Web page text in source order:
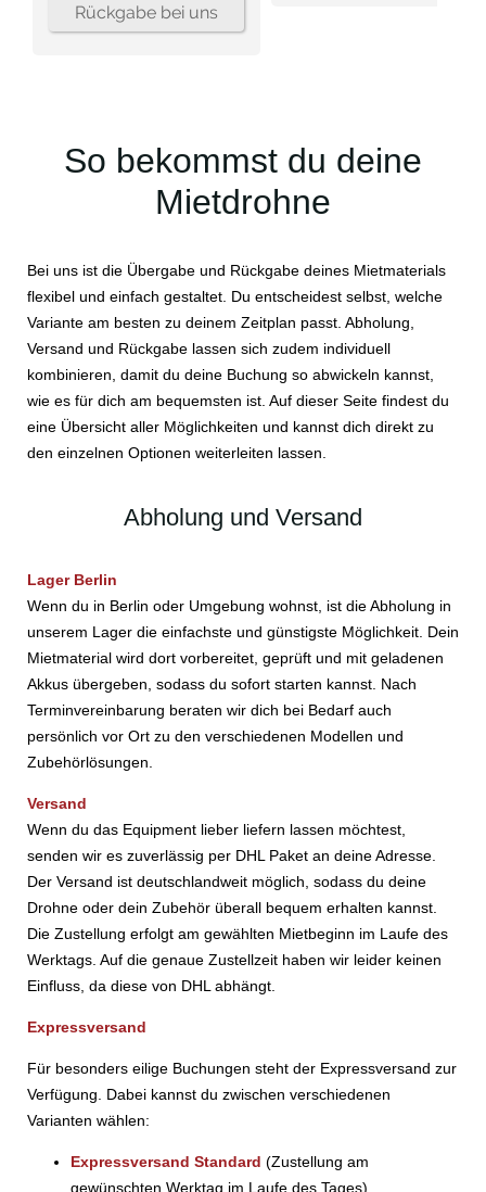
Rückgabe bei uns
So bekommst du deine
Mietdrohne
Bei uns ist die Übergabe und Rückgabe deines Mietmaterials
flexibel und einfach gestaltet. Du entscheidest selbst, welche
Variante am besten zu deinem Zeitplan passt. Abholung,
Versand und Rückgabe lassen sich zudem individuell
kombinieren, damit du deine Buchung so abwickeln kannst,
wie es für dich am bequemsten ist. Auf dieser Seite findest du
eine Übersicht aller Möglichkeiten und kannst dich direkt zu
den einzelnen Optionen weiterleiten lassen.
Abholung und Versand
Lager Berlin
Wenn du in Berlin oder Umgebung wohnst, ist die Abholung in
unserem Lager die einfachste und günstigste Möglichkeit. Dein
Mietmaterial wird dort vorbereitet, geprüft und mit geladenen
Akkus übergeben, sodass du sofort starten kannst. Nach
Terminvereinbarung beraten wir dich bei Bedarf auch
persönlich vor Ort zu den verschiedenen Modellen und
Zubehörlösungen.
Versand
Wenn du das Equipment lieber liefern lassen möchtest,
senden wir es zuverlässig per DHL Paket an deine Adresse.
Der Versand ist deutschlandweit möglich, sodass du deine
Drohne oder dein Zubehör überall bequem erhalten kannst.
Die Zustellung erfolgt am gewählten Mietbeginn im Laufe des
Werktags. Auf die genaue Zustellzeit haben wir leider keinen
Einfluss, da diese von DHL abhängt.
Expressversand
Für besonders eilige Buchungen steht der Expressversand zur
Verfügung. Dabei kannst du zwischen verschiedenen
Varianten wählen:
Expressversand Standard (Zustellung am
gewünschten Werktag im Laufe des Tages)